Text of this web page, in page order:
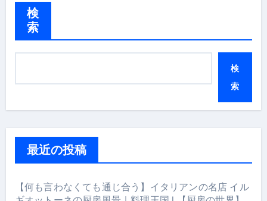
検
索
検
索
最近の投稿
【何も言わなくても通じ合う】イタリアンの名店 イル